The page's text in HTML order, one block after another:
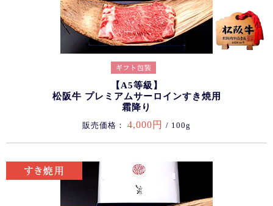
【A5等級】
松阪牛 プレミアムサーロインすき焼用
霜降り
販売価格： 4,000円 / 100g